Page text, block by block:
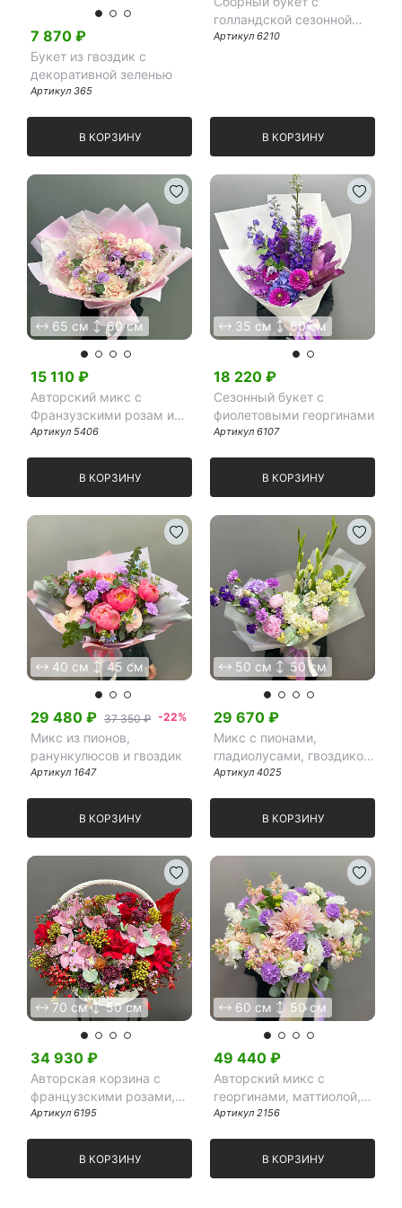
7 870 ₽
Букет из гвоздик с
декоративной зеленью
Артикул 365
В КОРЗИНУ
голландской сезонной
гортензией,
Артикул 6210
В КОРЗИНУ
65 см 60 см
15 110 ₽
Авторский микс с
Франзузскими розам и
сиреневой гвоздикой
Артикул 5406
В КОРЗИНУ
35 см 60 см
18 220 ₽
Сезонный букет с
фиолетовыми георгинами
Артикул 6107
В КОРЗИНУ
40 см 45 см
29 480 ₽ 37 350 ₽ -22%
Микс из пионов,
ранункулюсов и гвоздик
Артикул 1647
В КОРЗИНУ
50 см 50 см
29 670 ₽
Микс с пионами,
гладиолусами, гвоздикой
и эустомой
Артикул 4025
В КОРЗИНУ
70 см 50 см
34 930 ₽
Авторская корзина с
французскими розами,
орхидеей и гвоздиками
Артикул 6195
В КОРЗИНУ
60 см 50 см
49 440 ₽
Авторский микс с
георгинами, маттиолой,
эустомой и гвоздикой
Артикул 2156
В КОРЗИНУ